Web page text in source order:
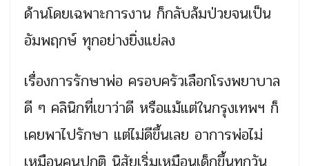
ด้านโดยเฉพาะการงาน ก็กลับล้มป่วยจนเป็น
อัมพฤกษ์ ทุกอย่างยิ่งแย่ลง
เรื่องการรักษาพ่อ ครอบครัวเลือกโรงพยาบาล
ดี ๆ คลินิกที่เขาว่าดี หรือแม้แต่ในกรุงเทพฯ ก็
เคยพาไปรักษา แต่ไม่ดีขึ้นเลย อาการพ่อไม่